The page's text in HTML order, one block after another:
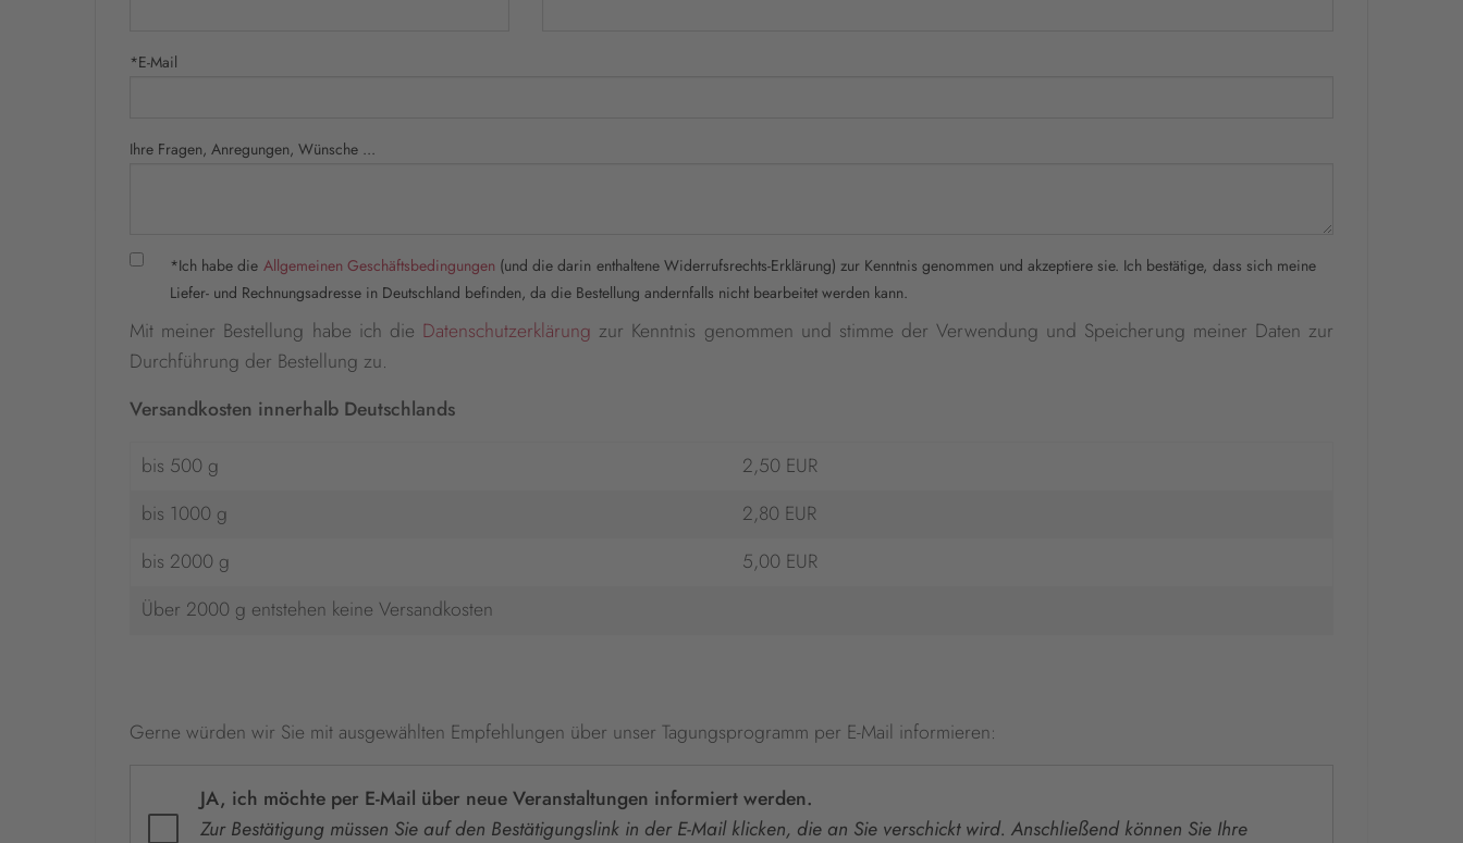
*E-Mail
Ihre Fragen, Anregungen, Wünsche ...
*Ich habe die Allgemeinen Geschäftsbedingungen (und die darin enthaltene Widerrufsrechts-Erklärung) zur Kenntnis genommen und akzeptiere sie. Ich bestätige, dass sich meine
Liefer- und Rechnungsadresse in Deutschland befinden, da die Bestellung andernfalls nicht bearbeitet werden kann.
Mit meiner Bestellung habe ich die Datenschutzerklärung zur Kenntnis genommen und stimme der Verwendung und Speicherung meiner Daten zur
Durchführung der Bestellung zu.
Versandkosten innerhalb Deutschlands
bis 500 g
2,50 EUR
bis 1000 g
2,80 EUR
bis 2000 g
5,00 EUR
Über 2000 g entstehen keine Versandkosten
Gerne würden wir Sie mit ausgewählten Empfehlungen über unser Tagungsprogramm per E-Mail informieren:
JA, ich möchte per E-Mail über neue Veranstaltungen informiert werden.
Zur Bestätigung müssen Sie auf den Bestätigungslink in der E-Mail klicken, die an Sie verschickt wird. Anschließend können Sie Ihre